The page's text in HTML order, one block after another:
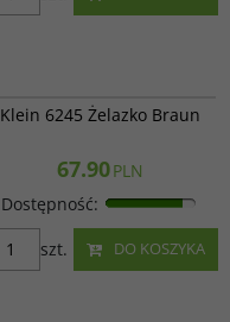
Klein 6245 Żelazko Braun
67.90PLN
Dostępność:
DO KOSZYKA
szt.